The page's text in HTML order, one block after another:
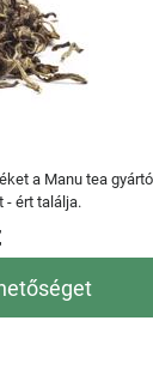
a Manu tea
- ért találja.